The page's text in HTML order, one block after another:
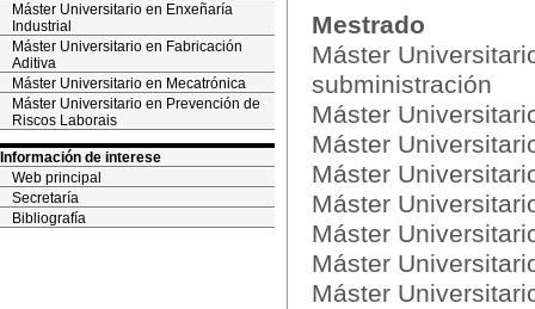
Máster Universitario en Enxeñaría
Industrial
Máster Universitario en Fabricación
Aditiva
Máster Universitario en Mecatrónica
Máster Universitario en Prevención de
Riscos Laborais
Información de interese
Web principal
Secretaría
Bibliografía
Mestrado
Máster
subministración
Máster
Máster
Máster
Máster
Máster
Máster
Máster